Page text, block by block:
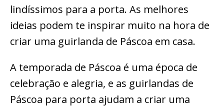
lindíssimos para a porta. As melhores
ideias podem te inspirar muito na hora de
criar uma guirlanda de Páscoa em casa.
A temporada de Páscoa é uma época de
celebração e alegria, e as guirlandas de
Páscoa para porta ajudam a criar uma